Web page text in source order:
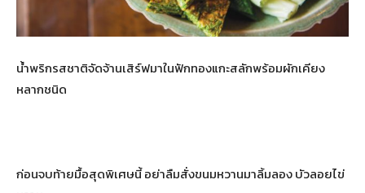
น้ำพริกรสชาติจัดจ้านเสิร์ฟมาในฟักทองแกะสลักพร้อมผักเคียง
หลากชนิด
ก่อนจบท้ายมื้อสุดพิเศษนี้ อย่าลืมสั่งขนมหวานมาลิ้มลอง บัวลอยไข่